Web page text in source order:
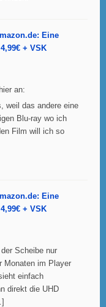
Eine
+ VSK
an:
weil das andere eine
Blu-ray wo ich
Film will ich so
Eine
+ VSK
Scheibe nur
Monaten im Player
einfach
direkt die UHD